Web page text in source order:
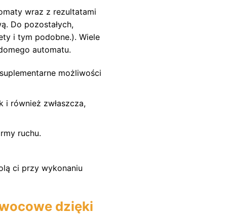
wraz z rezultatami
Do pozostałych,
i tym podobne.). Wiele
automatu.
możliwości
i również zwłaszcza,
ruchu.
ci przy wykonaniu
dzięki